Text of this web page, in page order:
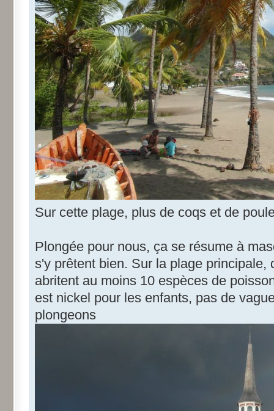
Sur cette plage, plus de coqs et de
Plongée pour nous, ça se résume à
s'y prêtent bien. Sur la plage principale,
abritent au moins 10 espèces de
est nickel pour les enfants, pas de
plongeons